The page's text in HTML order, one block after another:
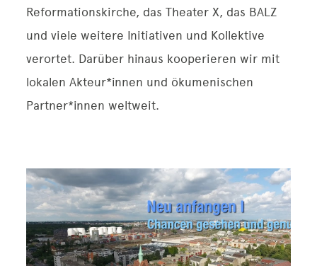
Reformationskirche, das Theater X, das BALZ
und viele weitere Initiativen und Kollektive
verortet. Darüber hinaus kooperieren wir mit
lokalen Akteur*innen und ökumenischen
Partner*innen weltweit.